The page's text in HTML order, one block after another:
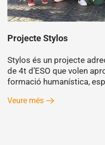
Projecte Stylos
Stylos és un projecte
de 4t d’ESO que volen
formació humanística,
Veure més